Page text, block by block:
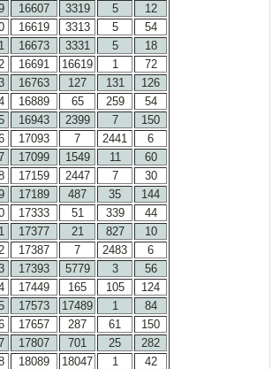
16607 3319 5
12
16619 3313 5
54
16673 3331 5
18
16691 16619 1
72
16763 127 131
126
16889 65 259
54
16943 2399 7
150
17093 7 2441
6
17099 1549 11
60
17159 2447 7
30
17189 487 35
144
17333 51 339
44
17377 21 827
10
17387 7 2483
6
17393 5779 3
56
17449 165 105
124
17573 17489 1
84
17657 287 61
150
17807 701 25
282
18089 18047 1
42